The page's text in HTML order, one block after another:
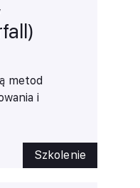
metod
i
Szkolenie